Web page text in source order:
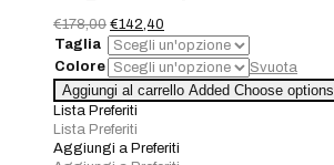
€178,00 Il
prezzo
originale
era:
€178,00.
€142,40
prezzo
attuale
è:
€142,40.
Taglia
Colore
Svuota
Maglia
Joseph
Ribkoff
quantità
Aggiungi al carrello Added Choose options
Lista Preferiti
Lista Preferiti
Aggiungi a Preferiti